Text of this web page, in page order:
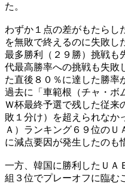
た。
わずか１点の差がもたらし
を無敗で終えるのに失敗し
最多勝利（２９勝）挑戦も
代最高勝率への挑戦も失敗
た直後８０％に達した勝率
過去に「車範根（チャ・ボ
Ｗ杯最終予選で残した従来
敗１分け）を超えられなか
Ａ）ランキング６９位のＵ
に減点要因が発生したのも
一方、韓国に勝利したＵＡ
組３位でプレーオフに臨む